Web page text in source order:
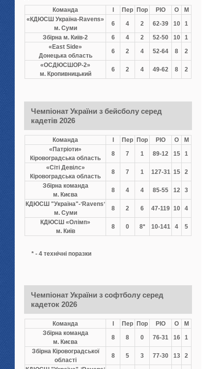
Команда Пер Пор РІО О
М
«КДЮСШ Україна-Ravens»
м. Суми
6 4 2 62-39 10
1
Збірна м. Київ-2
6 4 2 52-50 10
1
«East Side»
Донецька область
6 2 4 52-64 8
2
«ОСДЮСШОР-2»
м. Кропивницький
6 2 4 49-62 8 2
Чемпіонат України з бейсболу серед
кадетів 2026
Команда Пер Пор РІО О
М
«Патріоти»
Кіровоградська область
8 7 1 89-12 15
1
«Сіті Девілс»
Кіровоградська область
8 7 1 127-31 15
2
Збірна команда
м. Києва
8 4 4 85-55 12
3
КДЮСШ "Україна"-ʼRavensʼ
м. Суми
8 2 6 47-119 10
4
КДЮСШ «Олімп»
м. Київ
8 0 8* 10-141 4 5
* - 4 технічні поразки
Чемпіонат України з софтболу серед
кадеток 2026
Команда Пер Пор РІО О
М
Збірна команда
м. Києва
8 8 0 76-31 16
1
Збірна Кіровоградської
області
8 5 3 77-30 13
2